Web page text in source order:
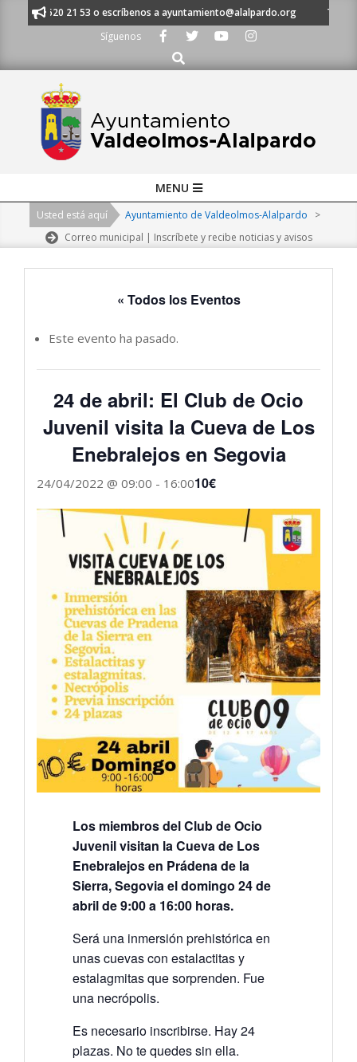
al 91 620 21 53 o escríbenos a ayuntamiento@alalpardo.org
TE
Síguenos
Buscar
Navigation
MENU
Usted está aquí Ayuntamiento de Valdeolmos-Alalpardo
>
Correo municipal | Inscríbete y recibe noticias y avisos
« Todos los Eventos
Este evento ha pasado.
24 de abril: El Club de Ocio
Juvenil visita la Cueva de Los
Enebralejos en Segovia
24/04/2022 @ 09:00 - 16:0010€
Los miembros del Club de Ocio
Juvenil visitan la Cueva de Los
Enebralejos en Prádena de la
Sierra, Segovia el domingo 24 de
abril de 9:00 a 16:00 horas.
Será una inmersión prehistórica en
unas cuevas con estalactitas y
estalagmitas que sorprenden. Fue
una necrópolis.
Es necesario inscribirse. Hay 24
plazas. No te quedes sin ella.